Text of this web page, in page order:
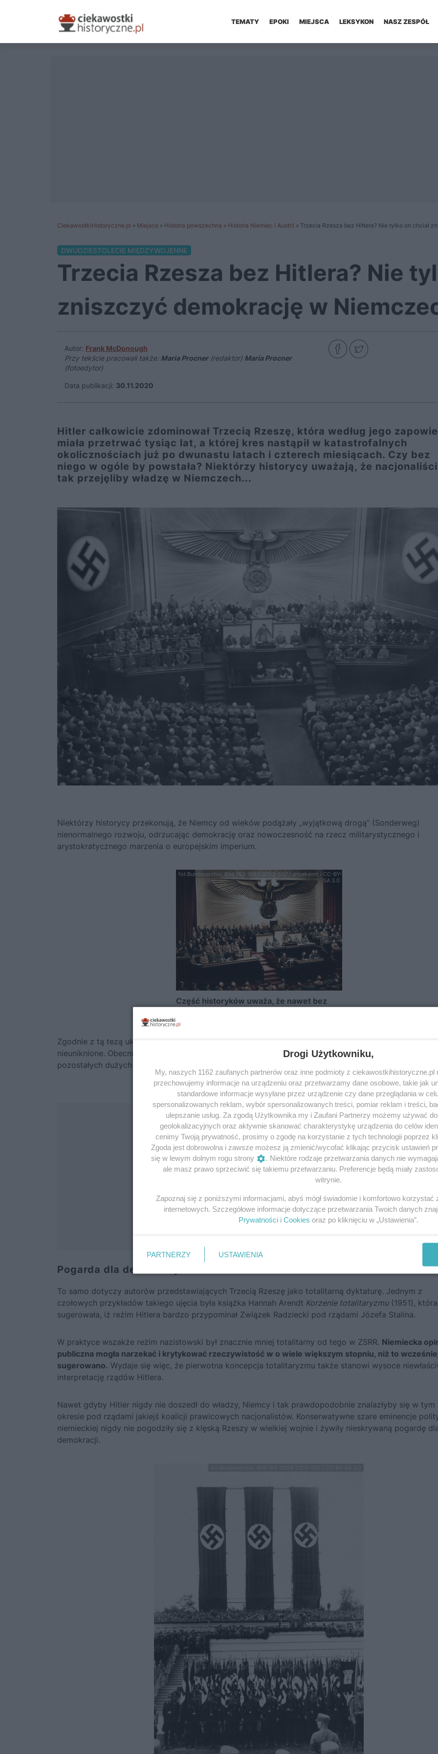
TEMATY EPOKI MIEJSCA LEKSYKON NASZ ZESPÓŁ
CiekawostkiHistoryczne.pl » Miejsce » Historia powszechna » Historia Niemiec i Austrii » Trzecia Rzesza bez Hitlera? Nie tylko on chciał
DWUDZIESTOLECIE MIĘDZYWOJENNE
Trzecia Rzesza bez Hitlera? Nie
zniszczyć demokrację w
Autor: Frank McDonough
Przy tekście pracowali także: Maria Procner(redaktor) Maria Procner
(fotoedytor)
Data publikacji: 30.11.2020
Hitler całkowicie zdominował Trzecią Rzeszę, która według jego
miała przetrwać tysiąc lat, a której kres nastąpił w katastrofalnych
okolicznościach już po dwunastu latach i czterech miesiącach. Czy bez
niego w ogóle by powstała? Niektórzy historycy uważają, że
tak przejęliby władzę w Niemczech...
Niektórzy historycy przekonują, że Niemcy od wieków podążały „wyjątkową drogą” (Sonderweg)
nienormalnego rozwoju, odrzucając demokrację oraz nowoczesność na rzecz militarystycznego i
arystokratycznego marzenia o europejskim imperium.
fot.Bundesarchiv, Bild 183-1987-0703-507 / unbekannt / CC-BY-
SA 3.0
Część historyków uważa, że nawet bez
Niemczech.
Zgodnie z tą tezą ukształtowanie się niemieckiego militaryzmu i jego przymierze z
nieuniknione. Obecnie jednak pogląd, iż polityka oraz gospodarka Niemiec rozwijały się inaczej niż w
pozostałych dużych krajach europejskich, uważa się za zbyt deterministyczny i błędny.
Pogarda dla demokracji
To samo dotyczy autorów przedstawiających Trzecią Rzeszę jako totalitarną dyktaturę. Jednym z
czołowych przykładów takiego ujęcia była książka Hannah Arendt Korzenie totalitaryzmu(1951), która
sugerowała, iż reżim Hitlera bardzo przypominał Związek Radziecki pod rządami Józefa Stalina.
W praktyce wszakże reżim nazistowski był znacznie mniej totalitarny od tego w ZSRR. Niemiecka
publiczna mogła narzekać i krytykować rzeczywistość w o wiele większym stopniu, niż to
sugerowano. Wydaje się więc, że pierwotna koncepcja totalitaryzmu także stanowi wysoce
interpretację rządów Hitlera.
Nawet gdyby Hitler nigdy nie doszedł do władzy, Niemcy i tak prawdopodobnie znalazłyby się w tym
okresie pod rządami jakiejś koalicji prawicowych nacjonalistów. Konserwatywne szare eminencje
niemieckiej nigdy nie pogodziły się z klęską Rzeszy w wielkiej wojnie i żywiły nieskrywaną pogardę
demokracji.
Drogi Użytkowniku,
My, naszych 1162 zaufanych partnerów oraz inne podmioty z ciekawostkihistoryczne.pl
przechowujemy informacje na urządzeniu oraz przetwarzamy dane osobowe, takie jak
standardowe informacje wysyłane przez urządzenie czy dane przeglądania w
spersonalizowanych reklam, wybór spersonalizowanych treści, pomiar reklam i treści,
ulepszanie usług. Za zgodą Użytkownika my i Zaufani Partnerzy możemy używać
geolokalizacyjnych oraz aktywnie skanować charakterystykę urządzenia do celów
cenimy Twoją prywatność, prosimy o zgodę na korzystanie z tych technologii poprzez
Zgoda jest dobrowolna i zawsze możesz ją zmienić/wycofać klikając przycisk ustawień
się w lewym dolnym rogu strony
. Niektóre rodzaje przetwarzania danych nie
ale masz prawo sprzeciwić się takiemu przetwarzaniu. Preferencje będą miały
witrynie.
Zapoznaj się z poniższymi informacjami, abyś mógł świadomie i komfortowo
internetowych. Szczegółowe informacje dotyczące przetwarzania Twoich danych
Prywatności i Cookies oraz po kliknięciu w „Ustawienia”.
PARTNERZY USTAWIENIA